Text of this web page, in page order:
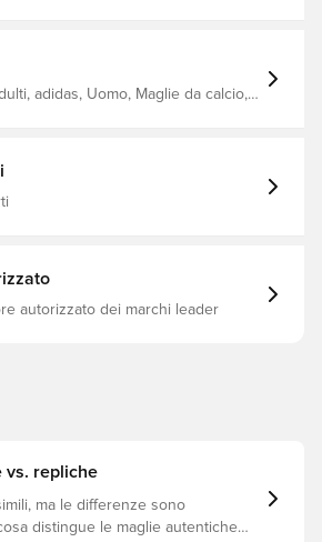
adidas, Uomo, Maglie da calcio,
autorizzato dei marchi leader
vs. repliche
ma le differenze sono
distingue le maglie autentiche